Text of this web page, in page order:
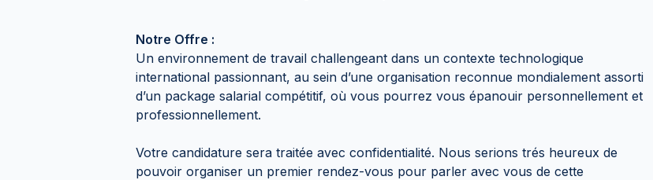
Notre Offre :
Un environnement de travail challengeant dans un contexte technologique
international passionnant, au sein d’une organisation reconnue mondialement assorti
d’un package salarial compétitif, où vous pourrez vous épanouir personnellement et
professionnellement.
Votre candidature sera traitée avec confidentialité. Nous serions trés heureux de
pouvoir organiser un premier rendez-vous pour parler avec vous de cette